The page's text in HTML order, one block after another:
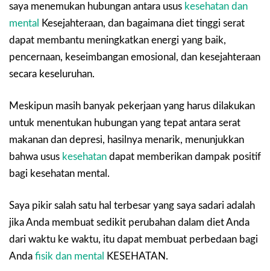
saya menemukan hubungan antara usus kesehatan dan
mental
Kesejahteraan, dan bagaimana diet tinggi serat
dapat membantu meningkatkan energi yang baik,
pencernaan, keseimbangan emosional, dan kesejahteraan
secara keseluruhan.
Meskipun masih banyak pekerjaan yang harus dilakukan
untuk menentukan hubungan yang tepat antara serat
makanan dan depresi, hasilnya menarik, menunjukkan
bahwa usus kesehatan dapat memberikan dampak positif
bagi kesehatan mental.
Saya pikir salah satu hal terbesar yang saya sadari adalah
jika Anda membuat sedikit perubahan dalam diet Anda
dari waktu ke waktu, itu dapat membuat perbedaan bagi
Anda fisik dan mental KESEHATAN.